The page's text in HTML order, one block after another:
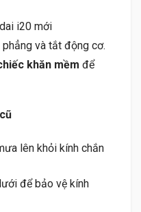
i20 mới
và tắt động cơ.
khăn mềm để
lên khỏi kính chắn
để bảo vệ kính